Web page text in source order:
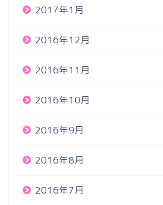
2017年1月
2016年12月
2016年11月
2016年10月
2016年9月
2016年8月
2016年7月